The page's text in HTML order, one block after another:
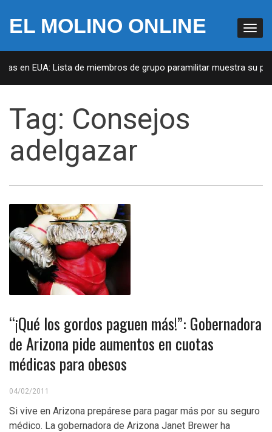
EL MOLINO ONLINE
en EUA: Lista de miembros de grupo paramilitar muestra su
Tag: Consejos
adelgazar
“¡Qué los gordos paguen más!”: Gobernadora
de Arizona pide aumentos en cuotas
médicas para obesos
04/02/2011
Si vive en Arizona prepárese para pagar más por su seguro
médico. La gobernadora de Arizona Janet Brewer ha